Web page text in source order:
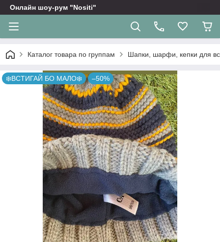
Онлайн шоу-рум "Nositi"
Каталог товара по группам Шапки, шарфи, кепки для
❄️ВСТИГАЙ БО МАЛО❄️ –50%